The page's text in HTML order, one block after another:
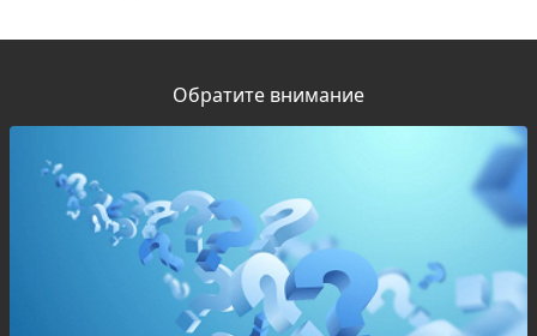
Обратите внимание